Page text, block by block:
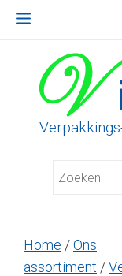
Menu
Home /Ons
assortiment /